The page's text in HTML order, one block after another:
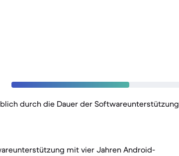
durch die Dauer der Softwareunterstützung
mit vier Jahren Android-